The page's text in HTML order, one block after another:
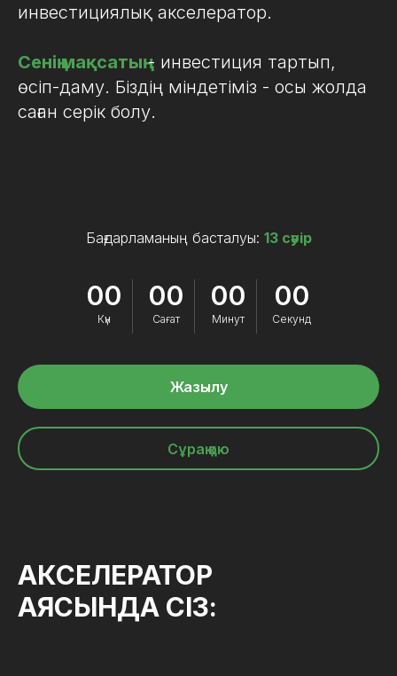
инвестициялық акселератор.
Сенің мақсатың- инвестиция тартып,
өсіп-даму. Біздің міндетіміз - осы жолда
саған серік болу.
Бағдарламаның басталуы: 13 сәуір
00
Күн
00
Сағат
00
Минут
00
Секунд
Жазылу
Сұрақ қою
АКСЕЛЕРАТОР
АЯСЫНДА СІЗ: